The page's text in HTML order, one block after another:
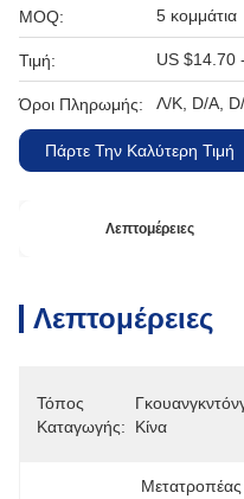
MOQ: 5 κομμάτια
Τιμή: US $14.70
Όροι Πληρωμής: Λ/Κ, D/A,
Πάρτε Την Καλύτερη Τιμή
Λεπτομέρειες
Λεπτομέρειες
Τόπος
Καταγωγής:
Κίνα
Μετατροπέας